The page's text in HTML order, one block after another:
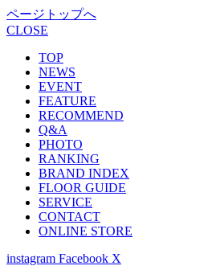
ページトップへ
CLOSE
TOP
NEWS
EVENT
FEATURE
RECOMMEND
Q&A
PHOTO
RANKING
BRAND INDEX
FLOOR GUIDE
SERVICE
CONTACT
ONLINE STORE
instagram Facebook X